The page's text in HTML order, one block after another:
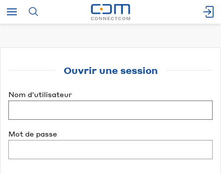
Ouvrir une session
Nom d'utilisateur
Mot de passe